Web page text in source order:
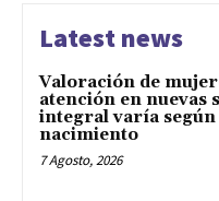
Latest news
Valoración de
atención en nuevas
integral varía según
nacimiento
7 Agosto, 2026